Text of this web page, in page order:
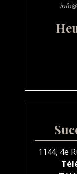
1144, 4e